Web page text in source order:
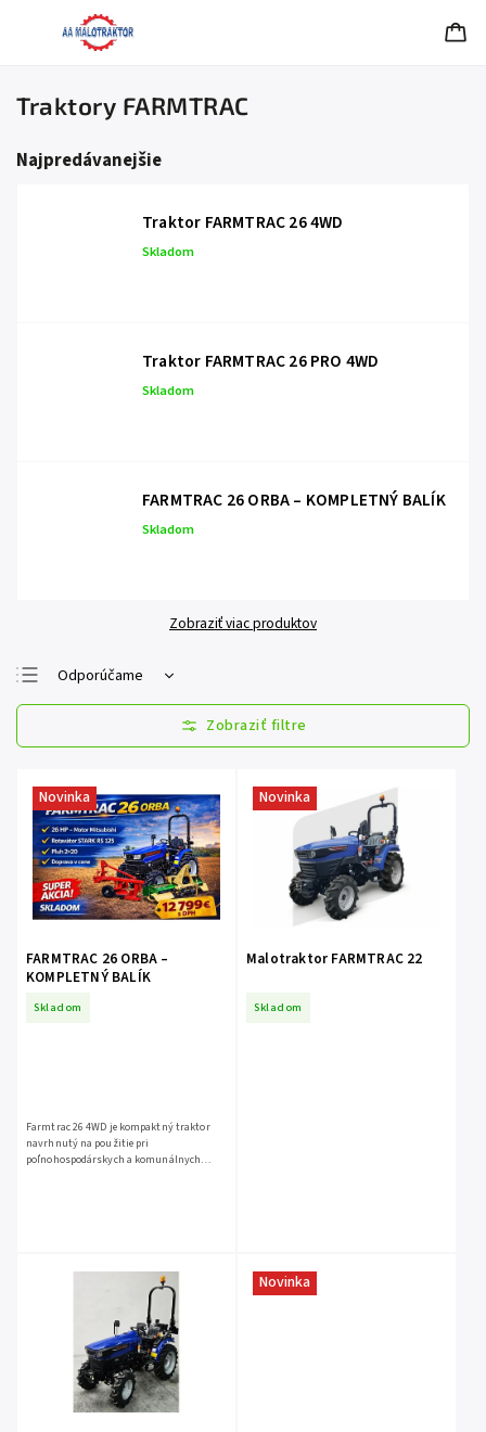
Traktory FARMTRAC
Najpredávanejšie
Traktor FARMTRAC 26 4WD
Skladom
Traktor FARMTRAC 26 PRO 4WD
Skladom
FARMTRAC 26 ORBA – KOMPLETNÝ BALÍK
Skladom
Zobraziť viac produktov
Odporúčame
Najlacnejšie
Najdrahšie
Abecedne
Novinka
FARMTRAC 26 ORBA –
KOMPLETNÝ BALÍK
Skladom
Farmtrac 26 4WD je kompaktný traktor
navrhnutý na použitie pri
poľnohospodárskych a komunálnych
Novinka
Malotraktor FARMTRAC 22
Skladom
Novinka